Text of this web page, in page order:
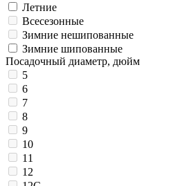
Летние
Всесезонные
Зимние нешипованные
Зимние шипованные
Посадочный диаметр, дюйм
5
6
7
8
9
10
11
12